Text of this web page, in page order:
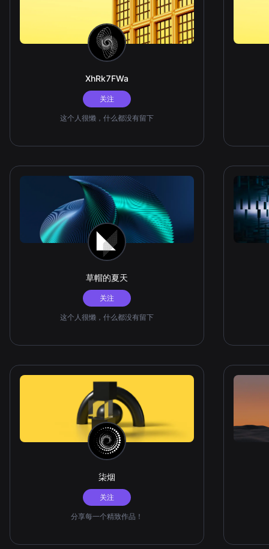
XhRk7FWa
关注
这个人很懒，什么都没有留下
草帽的夏天
关注
这个人很懒，什么都没有留下
柒烟
关注
分享每一个精致作品！